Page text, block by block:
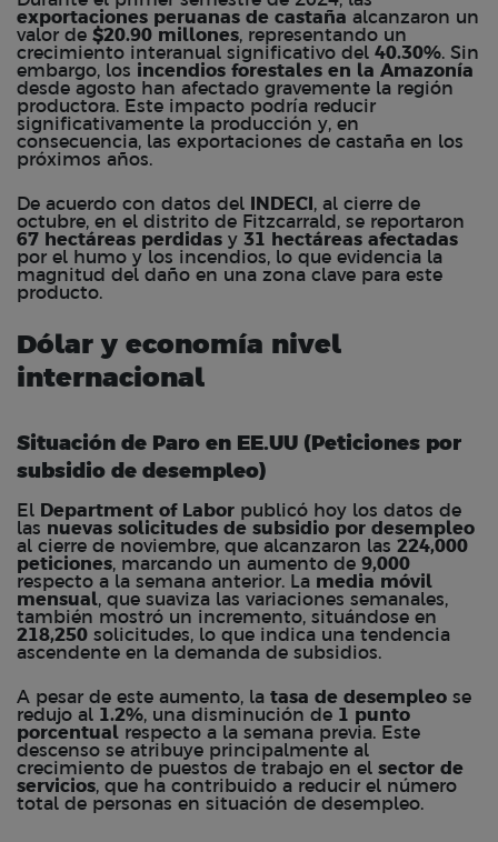
exportaciones peruanas de castaña alcanzaron un
valor de $20.90 millones, representando un
crecimiento interanual significativo del 40.30%. Sin
embargo, los incendios forestales en la Amazonía
desde agosto han afectado gravemente la región
productora. Este impacto podría reducir
significativamente la producción y, en
consecuencia, las exportaciones de castaña en los
próximos años.
De acuerdo con datos del INDECI , al cierre de
octubre, en el distrito de Fitzcarrald, se reportaron
67 hectáreas perdidas y 31 hectáreas afectadas
por el humo y los incendios, lo que evidencia la
magnitud del daño en una zona clave para este
producto.
Dólar y economía nivel
internacional
Situación de Paro en EE.UU (Peticiones por
subsidio de desempleo)
El Department of Labor publicó hoy los datos de
las nuevas solicitudes de subsidio por desempleo
al cierre de noviembre, que alcanzaron las 224,000
peticiones, marcando un aumento de 9,000
respecto a la semana anterior. La media móvil
mensual, que suaviza las variaciones semanales,
también mostró un incremento, situándose en
218,250 solicitudes, lo que indica una tendencia
ascendente en la demanda de subsidios.
A pesar de este aumento, la tasa de desempleo se
redujo al 1.2%, una disminución de 1 punto
porcentual respecto a la semana previa. Este
descenso se atribuye principalmente al
crecimiento de puestos de trabajo en el sector de
servicios, que ha contribuido a reducir el número
total de personas en situación de desempleo.